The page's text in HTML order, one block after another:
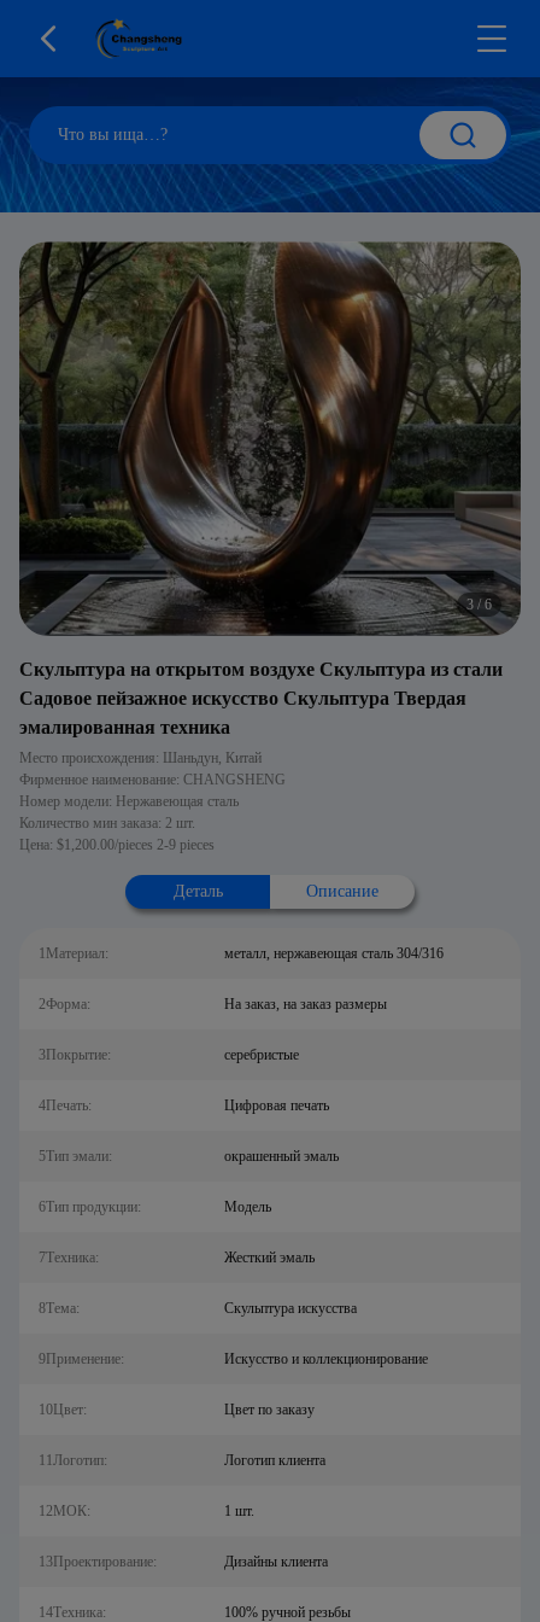
4 / 6
Скульптура на открытом воздухе Скульптура из стали
Садовое пейзажное искусство Скульптура Твердая
эмалированная техника
Место происхождения: Шаньдун, Китай
Фирменное наименование: CHANGSHENG
Номер модели: Нержавеющая сталь
Количество мин заказа: 2 шт.
Цена: $1,200.00/pieces 2-9 pieces
Деталь Описание
1Материал: металл, нержавеющая сталь 304/316
2Форма: На заказ, на заказ размеры
3Покрытие: серебристые
4Печать: Цифровая печать
5Тип эмали: окрашенный эмаль
6Тип продукции: Модель
7Техника: Жесткий эмаль
8Тема: Скульптура искусства
9Применение: Искусство и коллекционирование
10Цвет: Цвет по заказу
11Логотип: Логотип клиента
12МОК: 1 шт.
13Проектирование: Дизайны клиента
14Техника: 100% ручной резьбы